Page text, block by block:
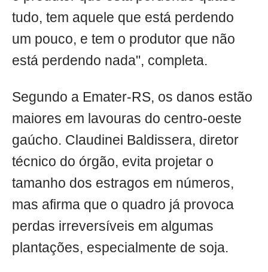
tudo, tem aquele que está perdendo
um pouco, e tem o produtor que não
está perdendo nada", completa.
Segundo a Emater-RS, os danos estão
maiores em lavouras do centro-oeste
gaúcho. Claudinei Baldissera, diretor
técnico do órgão, evita projetar o
tamanho dos estragos em números,
mas afirma que o quadro já provoca
perdas irreversíveis em algumas
plantações, especialmente de soja.